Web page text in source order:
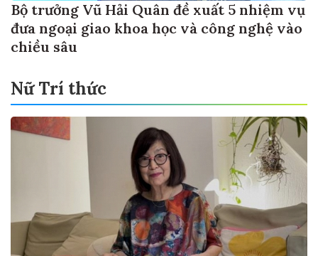
Bộ trưởng Vũ Hải Quân đề xuất 5 nhiệm vụ
đưa ngoại giao khoa học và công nghệ vào
chiều sâu
Nữ Trí thức